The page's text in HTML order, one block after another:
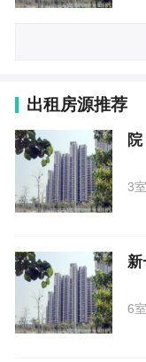
出租房源推荐
院
3
新
6